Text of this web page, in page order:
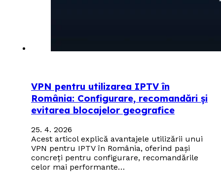
VPN pentru utilizarea IPTV în
România: Configurare, recomandări și
evitarea blocajelor geografice
25. 4. 2026
Acest articol explică avantajele utilizării unui
VPN pentru IPTV în România, oferind pași
concreți pentru configurare, recomandările
celor mai performante…